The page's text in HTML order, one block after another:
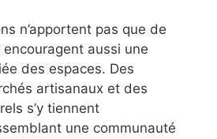
n’apportent pas que de
encouragent aussi une
des espaces. Des
artisanaux et des
s’y tiennent
une communauté